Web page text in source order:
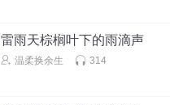
雷雨天棕榈叶下的雨滴声
温柔换余生 314